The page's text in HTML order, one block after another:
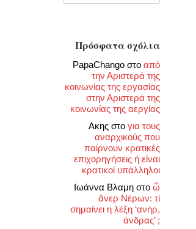
Πρόσφατα σχόλια
PapaChango στο από
την Αριστερά της
κοινωνίας της εργασίας
στην Αριστερά της
κοινωνίας της αεργίας
Ακης στο για τους
αναρχικούς που
παίρνουν κρατικές
επιχορηγήσεις ή είναι
κρατικοί υπάλληλοι
Ιωάννα Βλαμη στο ὦ
ἄνερ Νέρων: τί
σημαίνει η λέξη ‘ανήρ,
άνδρας’ ;